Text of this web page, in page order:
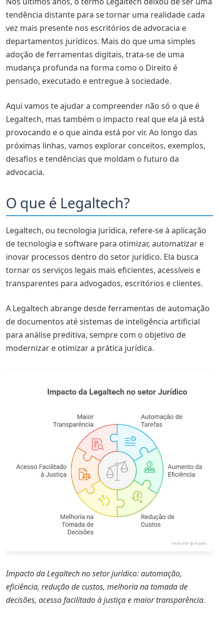
Como escolher uma solução de Legaltech?
1. Identifique suas necessidades e desafios
2. Pesquise e compare as opções disponíveis
3. Verifique a reputação e o suporte do fornecedor
4. Considere a escalabilidade e a segurança
Comparativo: Legaltech X escritório tradicional
Quais são as principais soluções em Legaltech?
Soluções de Atendimento Jurídico Digital
Automação de documentos e contratos
Análise Preditiva e Jurimetria
Compliance e Segurança Digital
Quais são os benefícios e os desafios da Legaltech?
Benefícios da Legaltech
Desafios da Legaltech
Quais são as tendências em Legaltech para os
próximos anos?
Inteligência Artificial (IA) e Machine Learning
Automação de contratos e documentos
Cibersegurança e proteção de dados
Análise de dados e jurimetria avançada
Legal Design e User Experience (UX)
Conclusão
tendência distante para se tornar uma realidade cada
vez mais presente nos escritórios de advocacia e
departamentos jurídicos. Mais do que uma simples
adoção de ferramentas digitais, trata-se de uma
mudança profunda na forma como o Direito é
pensado, executado e entregue à sociedade.
Aqui vamos te ajudar a compreender não só o que é
Legaltech, mas também o impacto real que ela já está
provocando e o que ainda está por vir. Ao longo das
próximas linhas, vamos explorar conceitos, exemplos,
desafios e tendências que moldam o futuro da
advocacia.
O que é Legaltech?
Legaltech, ou tecnologia jurídica, refere-se à aplicação
de tecnologia e software para otimizar, automatizar e
inovar processos dentro do setor jurídico. Ela busca
tornar os serviços legais mais eficientes, acessíveis e
transparentes para advogados, escritórios e clientes.
A Legaltech abrange desde ferramentas de automação
de documentos até sistemas de inteligência artificial
para análise preditiva, sempre com o objetivo de
modernizar e otimizar a prática jurídica.
Impacto da Legaltech no setor jurídico: automação,
eficiência, redução de custos, melhoria na tomada de
decisões, acesso facilitado à justiça e maior transparência.